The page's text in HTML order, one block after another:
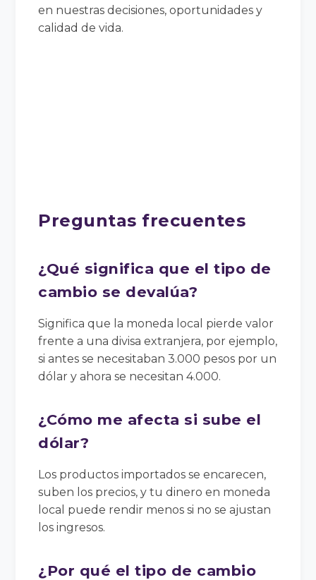
en nuestras decisiones, oportunidades y
calidad de vida.
Preguntas frecuentes
¿Qué significa que el tipo de
cambio se devalúa?
Significa que la moneda local pierde valor
frente a una divisa extranjera, por ejemplo,
si antes se necesitaban 3.000 pesos por un
dólar y ahora se necesitan 4.000.
¿Cómo me afecta si sube el
dólar?
Los productos importados se encarecen,
suben los precios, y tu dinero en moneda
local puede rendir menos si no se ajustan
los ingresos.
¿Por qué el tipo de cambio